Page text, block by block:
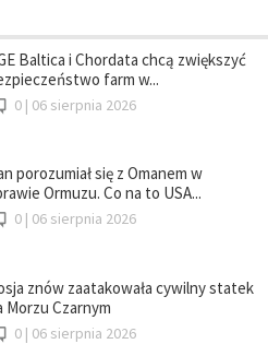
Baltica i Chordata chcą zwiększyć
farm w...
0 | 06 sierpnia 2026
porozumiał się z Omanem w
Ormuzu. Co na to USA...
0 | 06 sierpnia 2026
znów zaatakowała cywilny statek
Morzu Czarnym
0 | 06 sierpnia 2026